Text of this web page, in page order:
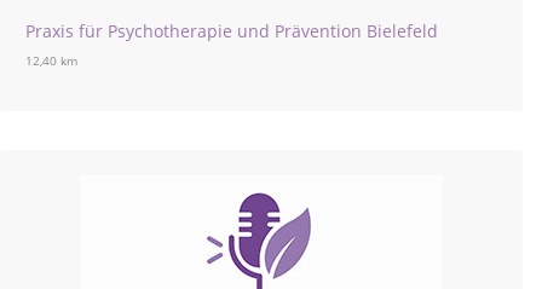
Praxis für Psychotherapie und Prävention Bielefeld
12,40 km